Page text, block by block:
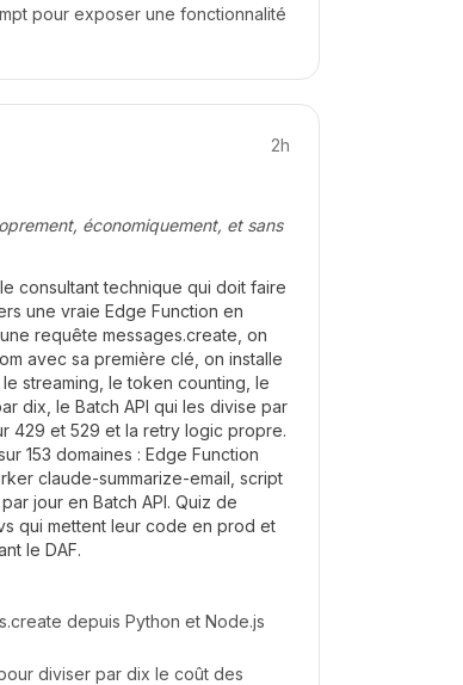
pour exposer une fonctionnalité
2h
économiquement, et sans
consultant technique qui doit faire
une vraie Edge Function en
requête messages.create, on
avec sa première clé, on installe
streaming, le token counting, le
dix, le Batch API qui les divise par
429 et 529 et la retry logic propre.
153 domaines : Edge Function
claude-summarize-email, script
jour en Batch API. Quiz de
qui mettent leur code en prod et
le DAF.
depuis Python et Node.js
diviser par dix le coût des